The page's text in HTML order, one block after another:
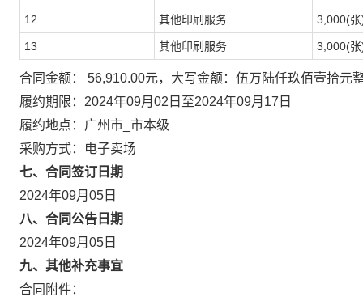
12 其他印刷服务 3,000(
13 其他印刷服务 3,000(
合同金额： 56,910.00元，大写金额：伍万陆仟玖佰壹拾元
履约期限：2024年09月02日至2024年09月17日
履约地点：广州市_市本级
采购方式：电子卖场
七、合同签订日期
2024年09月05日
八、合同公告日期
2024年09月05日
九、其他补充事宜
合同附件：